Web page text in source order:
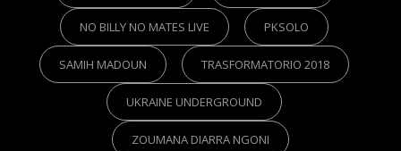
NO BILLY NO MATES LIVE PKSOLO
SAMIH MADOUN TRASFORMATORIO 2018
UKRAINE UNDERGROUND
ZOUMANA DIARRA NGONI